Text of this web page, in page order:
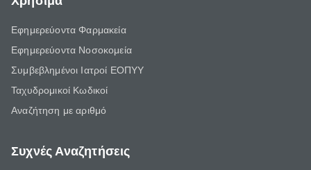
Εφημερεύοντα Φαρμακεία
Εφημερεύοντα Νοσοκομεία
Συμβεβλημένοι Ιατροί ΕΟΠΥΥ
Ταχυδρομικοί Κωδικοί
Αναζήτηση με αριθμό
Συχνές Αναζητήσεις